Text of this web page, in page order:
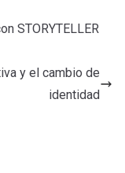
STORYTELLER
y el cambio de
identidad